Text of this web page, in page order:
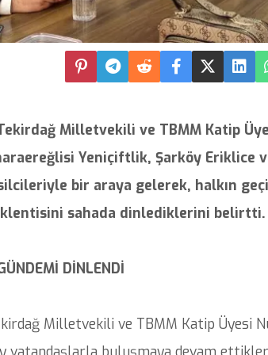
Milletvekili ve TBMM Katip
Yeniçiftlik, Şarköy Eriklice
bir araya gelerek, halkın
sahada dinlediklerini belirtti.
DİNLENDİ
Milletvekili ve TBMM Katip Üyesi